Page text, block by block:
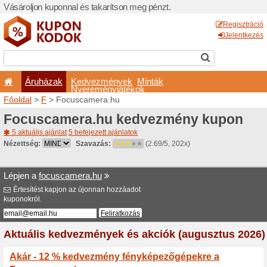
Vásároljon kuponnal és
Áruházak
Főoldal>F>